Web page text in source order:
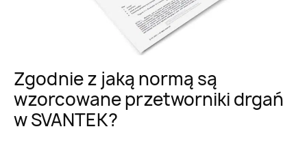
Zgodnie z jaką normą są
wzorcowane przetworniki drgań
w SVANTEK?